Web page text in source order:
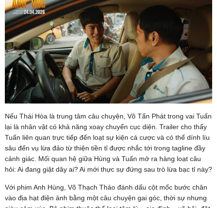
Nếu Thái Hòa là trung tâm câu chuyện, Võ Tấn Phát trong vai Tuấn
lại là nhân vật có khả năng xoay chuyển cục diện. Trailer cho thấy
Tuấn liên quan trực tiếp đến loạt sự kiện cá cược và có thể dính líu
sâu đến vụ lừa đảo từ thiện tiền tỉ được nhắc tới trong tagline đầy
cảnh giác. Mối quan hệ giữa Hùng và Tuấn mở ra hàng loạt câu
hỏi: Ai đang giật dây ai? Ai mới thực sự đứng sau trò lừa bạc tỉ này?
Với phim Anh Hùng, Võ Thạch Thảo đánh dấu cột mốc bước chân
vào địa hạt điện ảnh bằng một câu chuyện gai góc, thời sự nhưng